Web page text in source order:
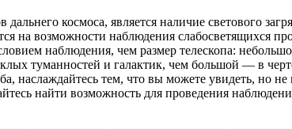
космоса, является наличие светового
на возможности наблюдения слабосветящихся
наблюдения, чем размер телескопа:
туманностей и галактик, чем большой — в
наслаждайтесь тем, что вы можете увидеть, но не
найти возможность для проведения